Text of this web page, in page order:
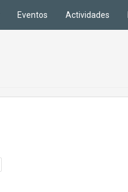
Eventos Actividades